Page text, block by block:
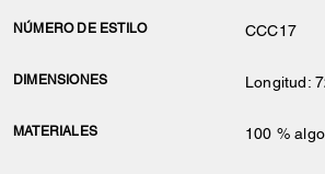
NÚMERO DE ESTILO CCC17
DIMENSIONES Longitud:
MATERIALES 100 %